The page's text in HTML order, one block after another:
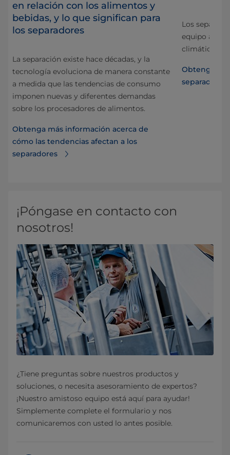
en relación con los alimentos y
bebidas, y lo que significan para
los separadores
La separación existe hace décadas, y la
tecnología evoluciona de manera constante
a medida que las tendencias de consumo
imponen nuevas y diferentes demandas
sobre los procesadores de alimentos.
Obtenga más información acerca de
cómo las tendencias afectan a los
separadores
Los
equipo
climático de
Obtenga
¡Póngase en contacto con
nosotros!
¿Tiene preguntas sobre nuestros productos y
soluciones, o necesita asesoramiento de expertos?
¡Nuestro amistoso equipo está aquí para ayudar!
Simplemente complete el formulario y nos
comunicaremos con usted lo antes posible.